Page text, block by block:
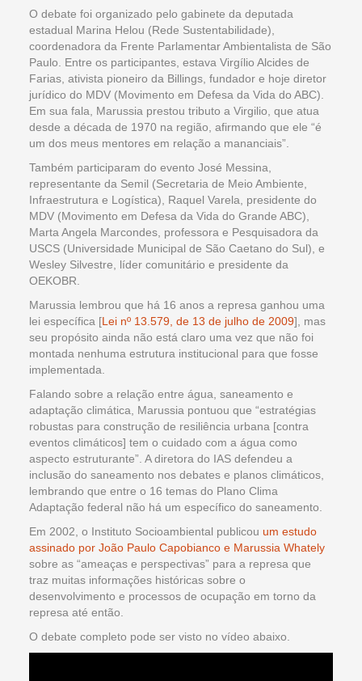
O debate foi organizado pelo gabinete da deputada
estadual Marina Helou (Rede Sustentabilidade),
coordenadora da Frente Parlamentar Ambientalista de São
Paulo. Entre os participantes, estava Virgílio Alcides de
Farias, ativista pioneiro da Billings, fundador e hoje diretor
jurídico do MDV (Movimento em Defesa da Vida do ABC).
Em sua fala, Marussia prestou tributo a Virgilio, que atua
desde a década de 1970 na região, afirmando que ele “é
um dos meus mentores em relação a mananciais”.
Também participaram do evento José Messina,
representante da Semil (Secretaria de Meio Ambiente,
Infraestrutura e Logística), Raquel Varela, presidente do
MDV (Movimento em Defesa da Vida do Grande ABC),
Marta Angela Marcondes, professora e Pesquisadora da
USCS (Universidade Municipal de São Caetano do Sul), e
Wesley Silvestre, líder comunitário e presidente da
OEKOBR.
Marussia lembrou que há 16 anos a represa ganhou uma
lei específica [Lei nº 13.579, de 13 de julho de 2009], mas
seu propósito ainda não está claro uma vez que não foi
montada nenhuma estrutura institucional para que fosse
implementada.
Falando sobre a relação entre água, saneamento e
adaptação climática, Marussia pontuou que “estratégias
robustas para construção de resiliência urbana [contra
eventos climáticos] tem o cuidado com a água como
aspecto estruturante”. A diretora do IAS defendeu a
inclusão do saneamento nos debates e planos climáticos,
lembrando que entre o 16 temas do Plano Clima
Adaptação federal não há um específico do saneamento.
Em 2002, o Instituto Socioambiental publicou um estudo
assinado por João Paulo Capobianco e Marussia Whately
sobre as “ameaças e perspectivas” para a represa que
traz muitas informações históricas sobre o
desenvolvimento e processos de ocupação em torno da
represa até então.
O debate completo pode ser visto no vídeo abaixo.